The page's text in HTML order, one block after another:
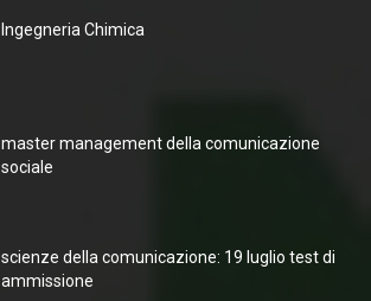
Ingegneria Chimica
master management della comunicazione
sociale
scienze della comunicazione: 19 luglio test di
ammissione